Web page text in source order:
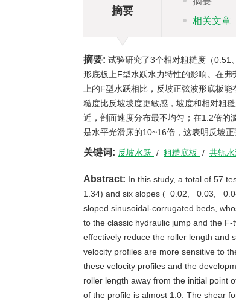
摘要
相关文章
摘要: 试验研究了3个相对粗糙度（
形底板上F型水跃水力特性的影响。在
上的F型水跃相比，反坡正弦波形底板
糙度比反坡坡度更敏感，坡度和相对粗
近，剖面速度分布最不均匀；在1.2倍的
是水平光滑床的10~16倍，这表明反坡
关键词: 反坡水跃 / 粗糙底板 / 共轭
Abstract: In this study, a total of 57
1.34) and six slopes (−0.02, −0.03,
sloped sinusoidal-corrugated beds,
to the classic hydraulic jump and the
effectively reduce the roller length and
velocity profiles are more sensitive to
these velocity profiles and the
roller length away from the initial point
of the profile is almost 1.0. The shear